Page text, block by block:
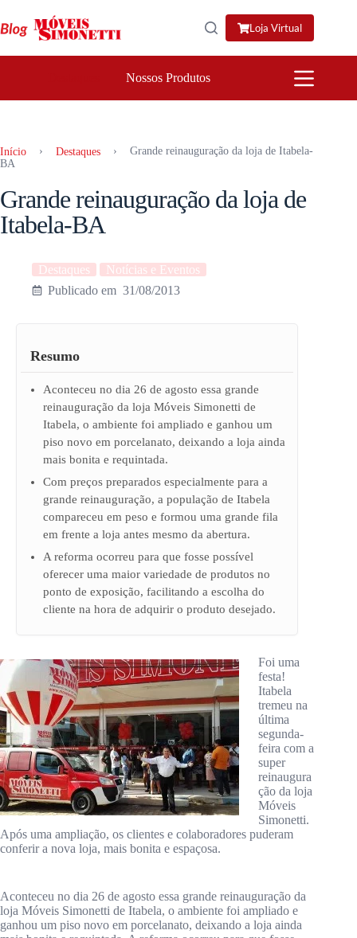
para
o
Loja Virtual
Nossos Produtos
Início › Destaques ›
Grande reinauguração da loja de Itabela-
BA
Grande reinauguração da loja de
Itabela-BA
Destaques
Notícias e Eventos
31/08/2013
Resumo
Aconteceu no dia 26 de agosto essa grande
reinauguração da loja Móveis Simonetti de
Itabela, o ambiente foi ampliado e ganhou um
piso novo em porcelanato, deixando a loja ainda
mais bonita e requintada.
Com preços preparados especialmente para a
grande reinauguração, a população de Itabela
compareceu em peso e formou uma grande fila
em frente a loja antes mesmo da abertura.
A reforma ocorreu para que fosse possível
oferecer uma maior variedade de produtos no
ponto de exposição, facilitando a escolha do
cliente na hora de adquirir o produto desejado.
Foi uma
festa!
Itabela
tremeu na
última
segunda-
feira com a
super
reinaugura
ção da loja
Móveis
Simonetti.
Após uma ampliação, os clientes e colaboradores puderam
conferir a nova loja, mais bonita e espaçosa.
Aconteceu no dia 26 de agosto essa grande reinauguração da
loja Móveis Simonetti de Itabela, o ambiente foi ampliado e
ganhou um piso novo em porcelanato, deixando a loja ainda